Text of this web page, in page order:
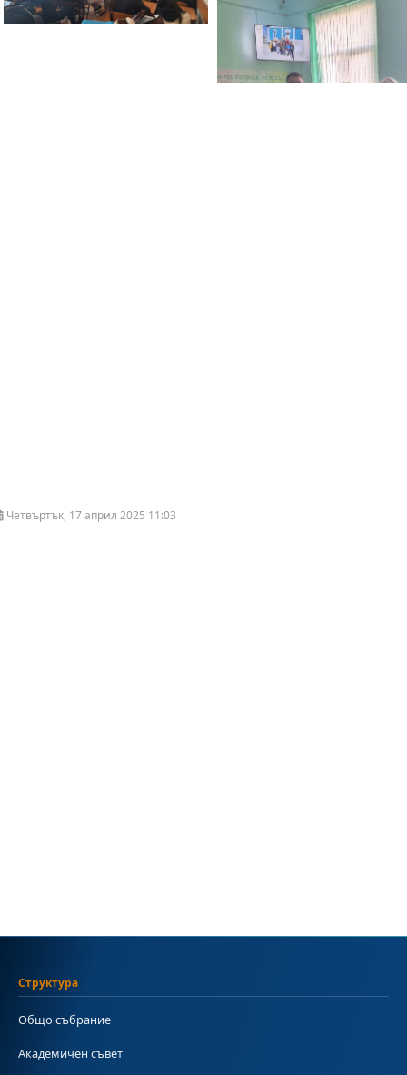
Четвъртък, 17 април 2025 11:03
Структура
Общо събрание
Академичен съвет